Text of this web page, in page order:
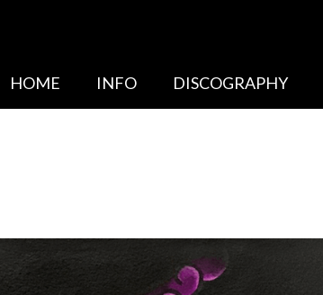
HOME INFO DISCOGRAPHY